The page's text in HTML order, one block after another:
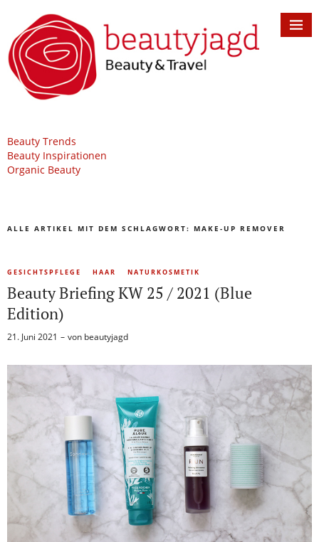
Beauty Trends
Beauty Inspirationen
Organic Beauty
ALLE ARTIKEL MIT DEM SCHLAGWORT: MAKE-UP REMOVER
GESICHTSPFLEGE HAAR NATURKOSMETIK
Beauty Briefing KW 25 / 2021 (Blue
Edition)
21. Juni 2021 von beautyjagd